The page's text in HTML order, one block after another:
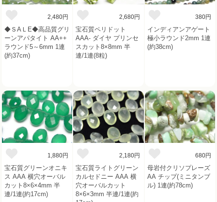
2,480円
◆ＳAＬE◆高品質グリ
ーンアパタイト AA++
ラウンド5～6mm 1連
(約37cm)
2,680円
宝石質ペリドット
AAA- ダイヤ プリンセ
スカット8×8mm 半
連/1連(8粒)
380円
インディアンアゲート
極小ラウンド2mm 1連
(約38cm)
1,880円
宝石質グリーンオニキ
ス AAA 横穴オーバル
カット8×6×4mm 半
連/1連(約17cm)
2,180円
宝石質ライトグリーン
カルセドニー AAA 横
穴オーバルカット
8×6×3mm 半連/1連(約
680円
母岩付クリソプレーズ
AA チップ(ミニタンブ
ル) 1連(約78cm)